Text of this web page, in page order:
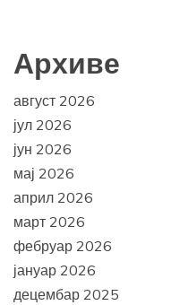
Архиве
август 2026
јул 2026
јун 2026
мај 2026
април 2026
март 2026
фебруар 2026
јануар 2026
децембар 2025